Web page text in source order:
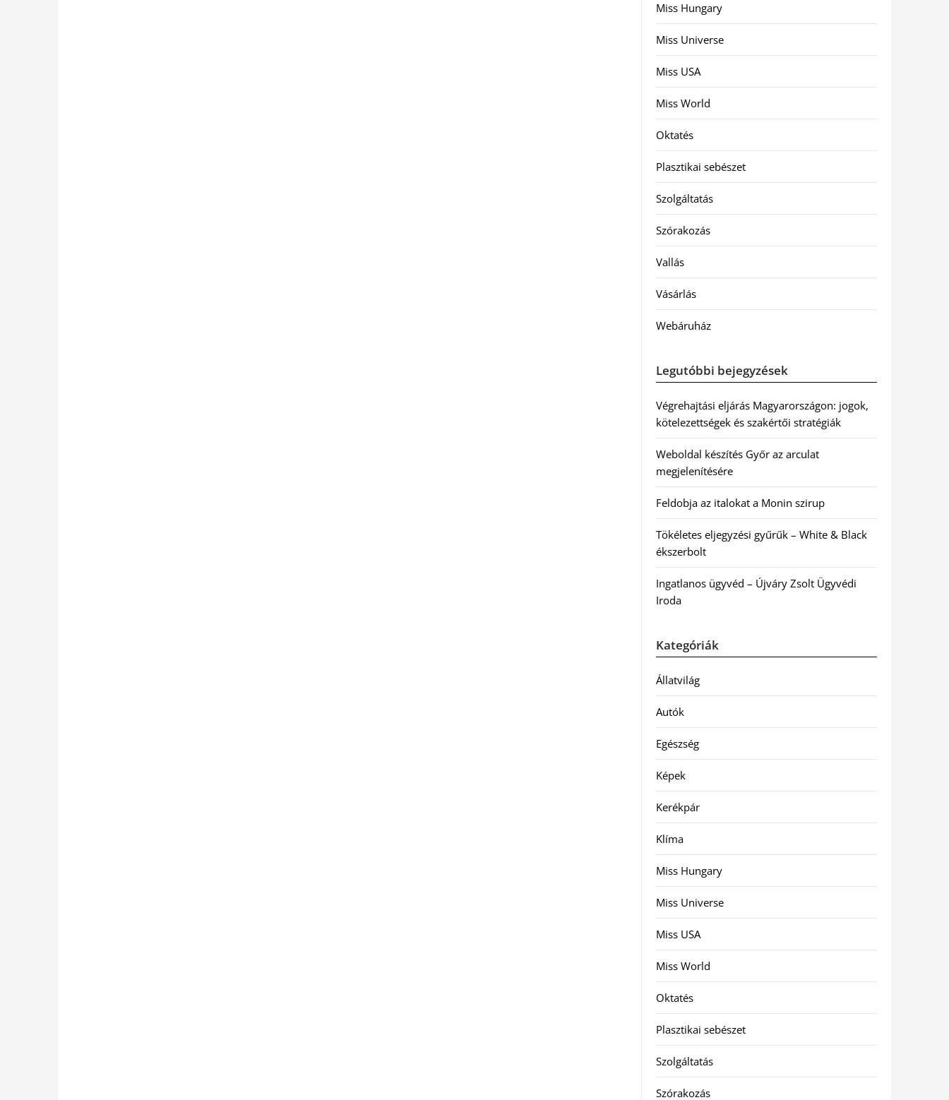
Miss Hungary
Miss Universe
Miss USA
Miss World
Oktatés
Plasztikai sebészet
Szolgáltatás
Szórakozás
Vallás
Vásárlás
Webáruház
Legutóbbi bejegyzések
Végrehajtási eljárás Magyarországon: jogok,
kötelezettségek és szakértői stratégiák
Weboldal készítés Győr az arculat
megjelenítésére
Feldobja az italokat a Monin szirup
Tökéletes eljegyzési gyűrűk – White & Black
ékszerbolt
Ingatlanos ügyvéd – Újváry Zsolt Ügyvédi
Iroda
Kategóriák
Állatvilág
Autók
Egészség
Képek
Kerékpár
Klíma
Miss Hungary
Miss Universe
Miss USA
Miss World
Oktatés
Plasztikai sebészet
Szolgáltatás
Szórakozás